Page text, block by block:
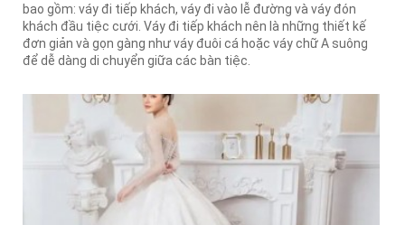
bao gồm: váy đi tiếp khách, váy đi vào lễ đường và váy đón
khách đầu tiệc cưới. Váy đi tiếp khách nên là những thiết kế
đơn giản và gọn gàng như váy đuôi cá hoặc váy chữ A suông
để dễ dàng di chuyển giữa các bàn tiệc.